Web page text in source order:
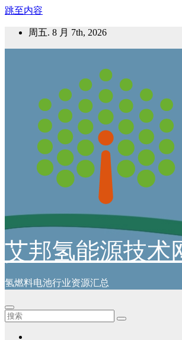
跳至内容
周五. 8 月 7th, 2026
艾邦氢能源技术
氢燃料电池行业资源汇总